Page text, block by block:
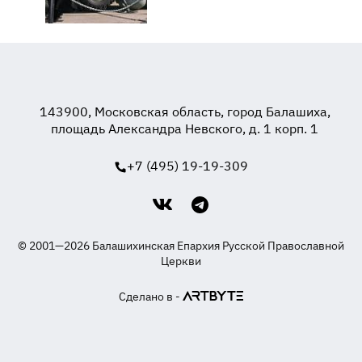
143900, Московская область, город Балашиха,
площадь Александра Невского, д. 1 корп. 1
+7 (495) 19-19-309
© 2001—2026 Балашихинская Епархия Русской Православной
Церкви
Сделано в -